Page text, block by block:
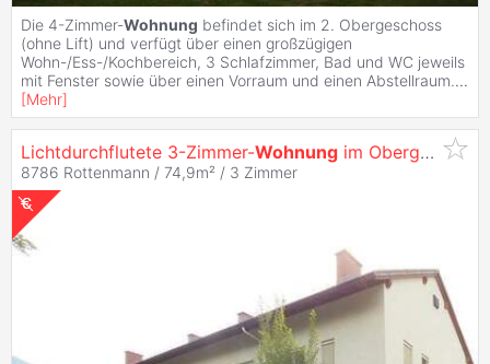
Die 4-Zimmer-Wohnung befindet sich im 2. Obergeschoss
(ohne Lift) und verfügt über einen großzügigen
Wohn-/Ess-/Kochbereich, 3 Schlafzimmer, Bad und WC jeweils
mit Fenster sowie über einen Vorraum und einen Abstellraum....
[Mehr]
Lichtdurchflutete 3-Zimmer-Wohnung im Obergeschoss mit Balkon - geförderte
8786 Rottenmann / 74,9m² / 3 Zimmer